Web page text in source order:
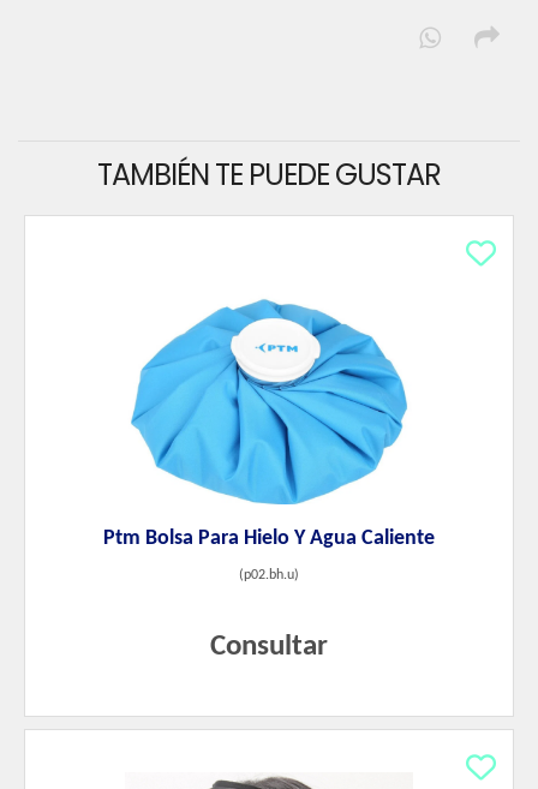
TAMBIÉN TE PUEDE GUSTAR
Ptm Bolsa Para Hielo Y Agua Caliente
(p02.bh.u)
Consultar